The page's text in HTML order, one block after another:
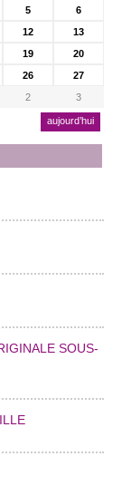
5
6
12
13
19
20
26
27
2 3
aujourd’hui
SOUS-